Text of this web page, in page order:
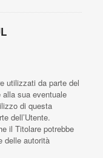
utilizzati da parte del
sua eventuale
di questa
dell’Utente.
il Titolare potrebbe
delle autorità